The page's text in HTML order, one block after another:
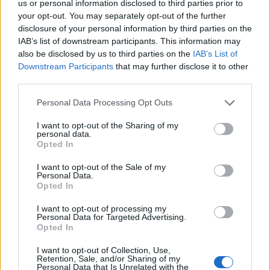
us or personal information disclosed to third parties prior to
your opt-out. You may separately opt-out of the further
disclosure of your personal information by third parties on the
IAB’s list of downstream participants. This information may
also be disclosed by us to third parties on the IAB’s List of
Downstream Participants that may further disclose it to other
Personal Data Processing Opt Outs
I want to opt-out of the Sharing of my
personal data.
Opted In
I want to opt-out of the Sale of my
Personal Data.
Opted In
I want to opt-out of processing my
Personal Data for Targeted Advertising.
Opted In
I want to opt-out of Collection, Use,
Retention, Sale, and/or Sharing of my
Personal Data that Is Unrelated with the
Dita von Teese: Ποιο
είναι το απόλυτο
fashion icon της;
Η Dita Von Teese ξέρει
από κόκκινο κραγιόν
H Dita Von Teese σας
μαθαίνει πως να